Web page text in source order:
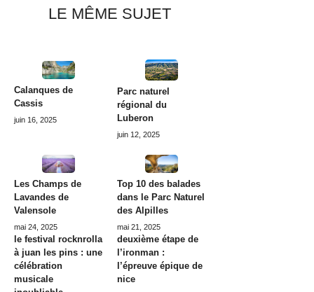
LE MÊME SUJET
Calanques de
Cassis
juin 16, 2025
Parc naturel
régional du
Luberon
juin 12, 2025
Les Champs de
Lavandes de
Valensole
mai 24, 2025
Top 10 des balades
dans le Parc Naturel
des Alpilles
mai 21, 2025
le festival rocknrolla
à juan les pins : une
célébration
musicale
deuxième étape de
l’ironman :
l’épreuve épique de
nice